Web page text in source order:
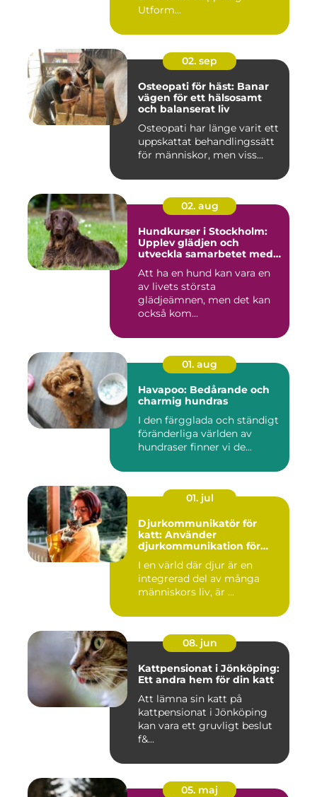
Utform...
02. sep
Osteopati för häst: Banar
vägen för ett hälsosamt
och balanserat liv
Osteopati har länge varit ett
uppskattat behandlingssätt
för människor, men viss...
02. aug
Hundkurser i Stockholm:
Upplev glädjen och
utveckla samarbetet med
Att ha en hund kan vara en
av livets största
glädjeämnen, men det kan
också kom...
01. aug
Havapoo: Bedårande och
charmig hundras
I den färgglada och ständigt
föränderliga världen av
hundraser finner vi de...
01. jul
Djurkommunikatör för
katt: Använder
djurkommunikation för
I en värld där djur är en
integrerad del av många
människors liv, är ...
08. jun
Kattpensionat i Jönköping:
Ett andra hem för din katt
Att lämna sin katt på
kattpensionat i Jönköping
kan vara ett gruvligt beslut
f&...
05. maj